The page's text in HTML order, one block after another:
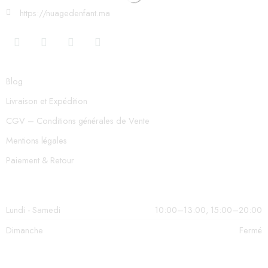
https://nuagedenfant.ma
Blog
Livraison et Expédition
CGV – Conditions générales de Vente
Mentions légales
Paiement & Retour
Lundi - Samedi
10:00–13:00, 15:00–20:00
Dimanche
Fermé